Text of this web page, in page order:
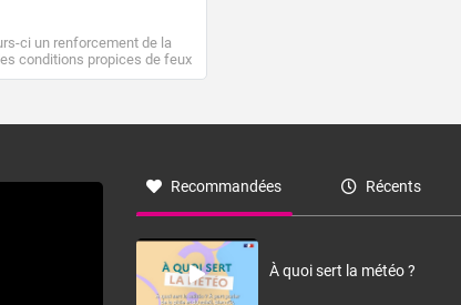
ci un renforcement de la
conditions propices de feux
la tramontane ? Quelles sont
qui part du Roussillon à la
montagneuses d’où
Recommandées Récents
À quoi sert la météo ?